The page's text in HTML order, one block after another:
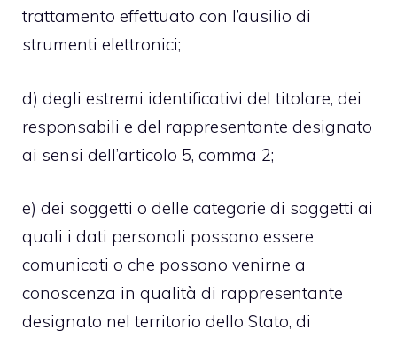
trattamento effettuato con l’ausilio di
strumenti elettronici;
d) degli estremi identificativi del titolare, dei
responsabili e del rappresentante designato
ai sensi dell’articolo 5, comma 2;
e) dei soggetti o delle categorie di soggetti ai
quali i dati personali possono essere
comunicati o che possono venirne a
conoscenza in qualità di rappresentante
designato nel territorio dello Stato, di